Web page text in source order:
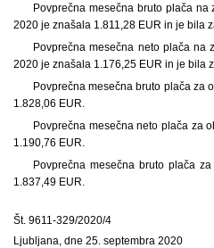
Povprečna mesečna bruto plača
2020 je znašala 1.811,28 EUR in je bila
Povprečna mesečna neto plača
2020 je znašala 1.176,25 EUR in je bila
Povprečna mesečna bruto plača za
1.828,06 EUR.
Povprečna mesečna neto plača za
1.190,76 EUR.
Povprečna mesečna bruto plača
1.837,49 EUR.
Št. 9611-329/2020/4
Ljubljana, dne 25. septembra 2020